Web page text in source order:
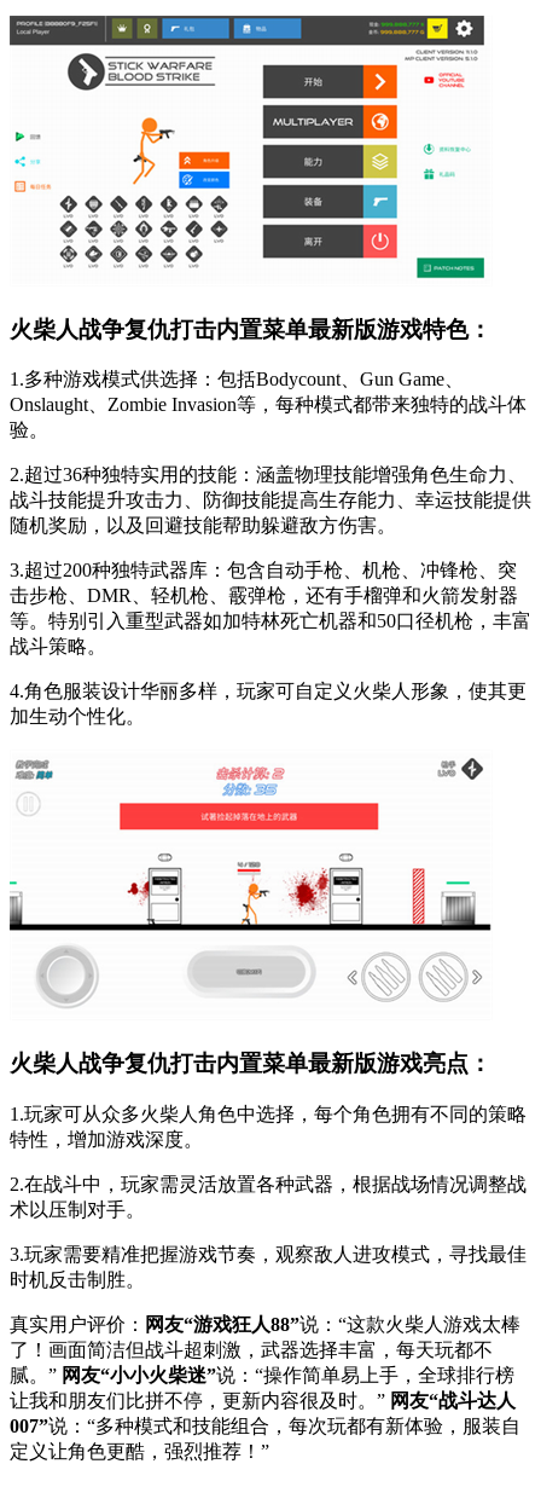
火柴人战争复仇打击内置菜单最新版游戏特色：
1.多种游戏模式供选择：包括Bodycount、Gun Game、
Onslaught、Zombie Invasion等，每种模式都带来独特的战斗体
验。
2.超过36种独特实用的技能：涵盖物理技能增强角色生命力、
战斗技能提升攻击力、防御技能提高生存能力、幸运技能提供
随机奖励，以及回避技能帮助躲避敌方伤害。
3.超过200种独特武器库：包含自动手枪、机枪、冲锋枪、突
击步枪、DMR、轻机枪、霰弹枪，还有手榴弹和火箭发射器
等。特别引入重型武器如加特林死亡机器和50口径机枪，丰富
战斗策略。
4.角色服装设计华丽多样，玩家可自定义火柴人形象，使其更
加生动个性化。
火柴人战争复仇打击内置菜单最新版游戏亮点：
1.玩家可从众多火柴人角色中选择，每个角色拥有不同的策略
特性，增加游戏深度。
2.在战斗中，玩家需灵活放置各种武器，根据战场情况调整战
术以压制对手。
3.玩家需要精准把握游戏节奏，观察敌人进攻模式，寻找最佳
时机反击制胜。
真实用户评价： 网友“游戏狂人88”说：“这款火柴人游戏太棒
了！画面简洁但战斗超刺激，武器选择丰富，每天玩都不
腻。” 网友“小小火柴迷”说：“操作简单易上手，全球排行榜
让我和朋友们比拼不停，更新内容很及时。” 网友“战斗达人
007”说：“多种模式和技能组合，每次玩都有新体验，服装自
定义让角色更酷，强烈推荐！”